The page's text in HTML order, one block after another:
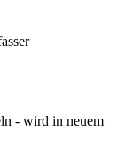
- wird in neuem